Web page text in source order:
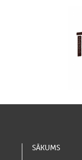
SĀKUMS